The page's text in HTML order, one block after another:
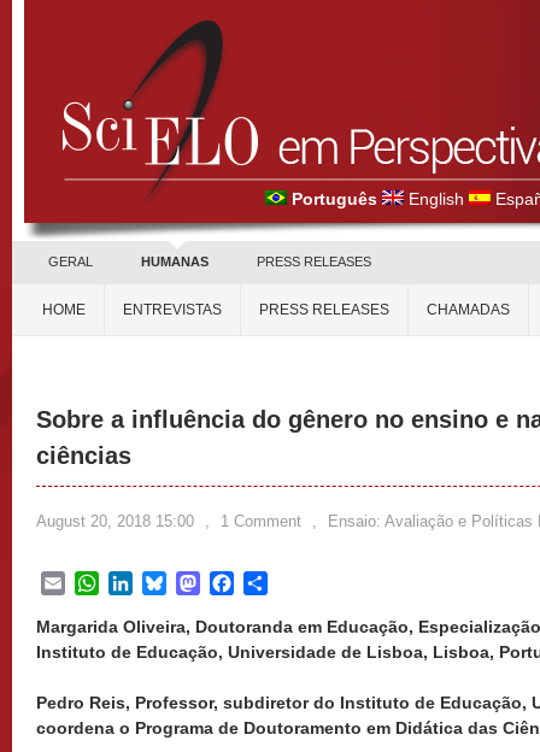
Português English
GERAL HUMANAS PRESS RELEASES
HOME ENTREVISTAS PRESS RELEASES CHAMADAS
Sobre a influência do gênero no ensino e
ciências
August 20, 2018 15:00 , 1 Comment , Ensaio: Avaliação e Políticas
EmailWhatsApp
LinkedInBlueskyMastodonFacebook
Margarida Oliveira, Doutoranda em Educação,
Instituto de Educação, Universidade de Lisboa, Lisboa,
Pedro Reis, Professor, subdiretor do Instituto de Educação,
coordena o Programa de Doutoramento em Didática das